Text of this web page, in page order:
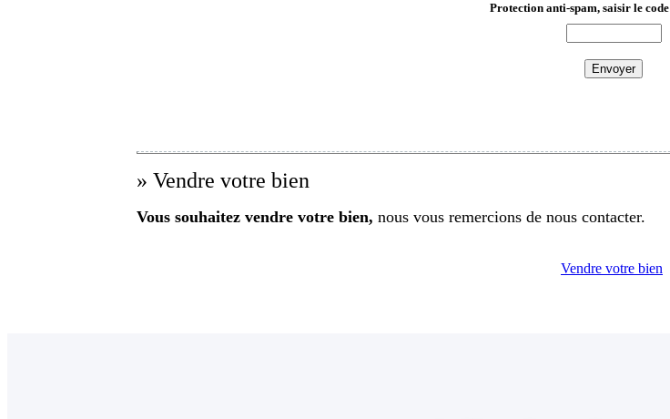
Protection anti-spam, saisir le code
» Vendre votre bien
Vous souhaitez vendre votre bien, nous vous remercions de nous contacter.
Vendre votre bien